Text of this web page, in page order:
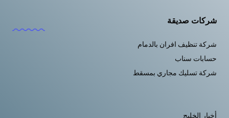
شركات صديقة
شركة تنظيف افران بالدمام
حسابات سناب
شركة تسليك مجاري بمسقط
أخبار الخليج